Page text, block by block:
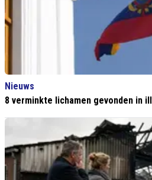
Nieuws
8 verminkte lichamen gevonden in